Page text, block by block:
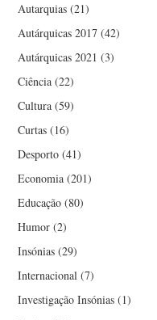
Autarquias (21)
Autárquicas 2017 (42)
Autárquicas 2021 (3)
Ciência (22)
Cultura (59)
Curtas (16)
Desporto (41)
Economia (201)
Educação (80)
Humor (2)
Insónias (29)
Internacional (7)
Investigação Insónias (1)